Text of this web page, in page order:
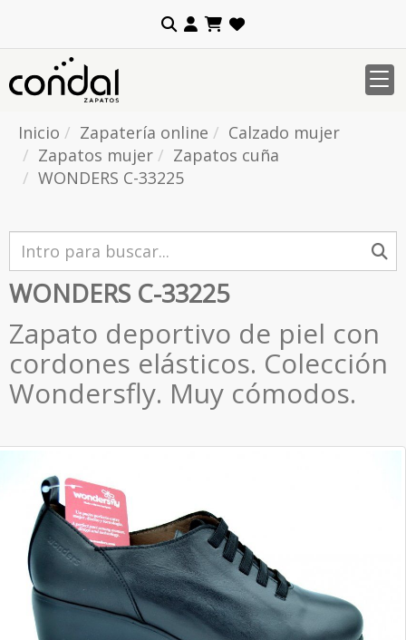
Inicio Zapatería online
Calzado mujer
Zapatos mujer
Zapatos cuña
WONDERS C-33225
WONDERS C-33225
Zapato deportivo de piel con
cordones elásticos. Colección
Wondersfly. Muy cómodos.